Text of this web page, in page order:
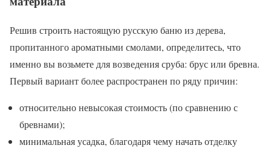
Решив строить настоящую русскую баню из дерева,
пропитанного ароматными смолами, определитесь, что
именно вы возьмете для возведения сруба: брус или бревна.
Первый вариант более распространен по ряду причин:
относительно невысокая стоимость (по сравнению с
бревнами);
минимальная усадка, благодаря чему начать отделку